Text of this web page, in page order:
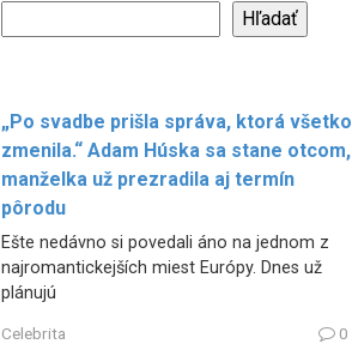
Hľadať
„Po svadbe prišla správa, ktorá všetko
zmenila.“ Adam Húska sa stane otcom,
manželka už prezradila aj termín
pôrodu
Ešte nedávno si povedali áno na jednom z
najromantickejších miest Európy. Dnes už
plánujú
Celebrita 0